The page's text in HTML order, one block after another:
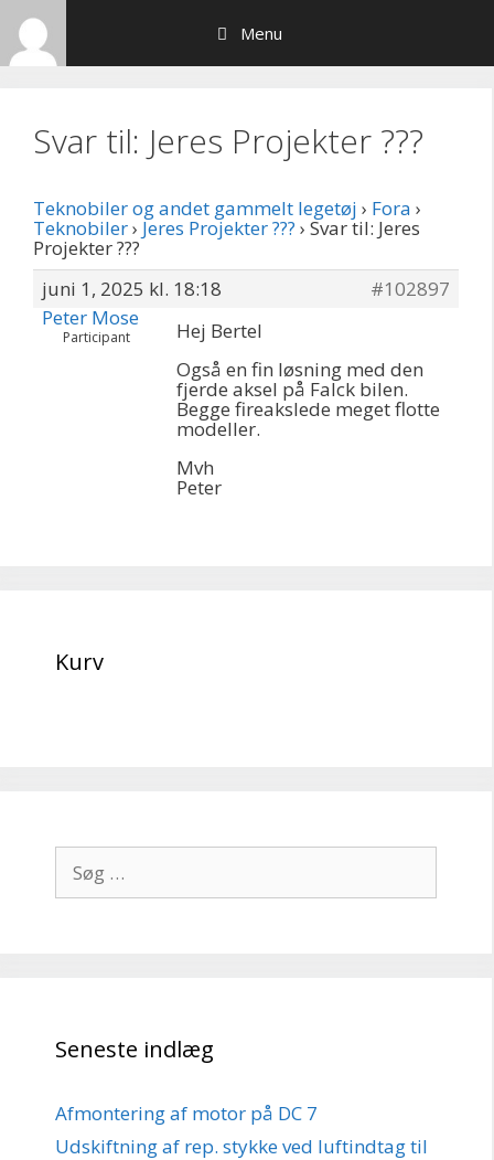
Hop
indhold
Menu
Svar til: Jeres Projekter ???
Teknobiler og andet gammelt legetøj › Fora ›
Teknobiler› Jeres Projekter ??? › Svar til: Jeres
Projekter ???
juni 1, 2025 kl. 18:18
#102897
Peter Mose
Participant
Hej Bertel
Også en fin løsning med den
fjerde aksel på Falck bilen.
Begge fireakslede meget flotte
modeller.
Mvh
Peter
Kurv
efter:
Seneste indlæg
Afmontering af motor på DC 7
Udskiftning af rep. stykke ved luftindtag til